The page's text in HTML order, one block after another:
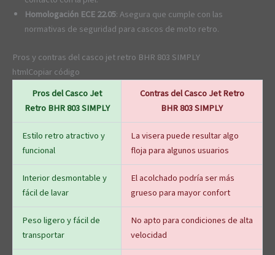
Homologación ECE 22.05: Asegura que cumple con las
normativas de seguridad para cascos de moto retro.
Pros y contras del casco jet retro BHR 803 SIMPLY
htmlCopiar código
Pros del Casco Jet
Retro BHR 803 SIMPLY
Contras del Casco Jet Retro
BHR 803 SIMPLY
Estilo retro atractivo y
funcional
La visera puede resultar algo
floja para algunos usuarios
Interior desmontable y
fácil de lavar
El acolchado podría ser más
grueso para mayor confort
Peso ligero y fácil de
transportar
No apto para condiciones de alta
velocidad